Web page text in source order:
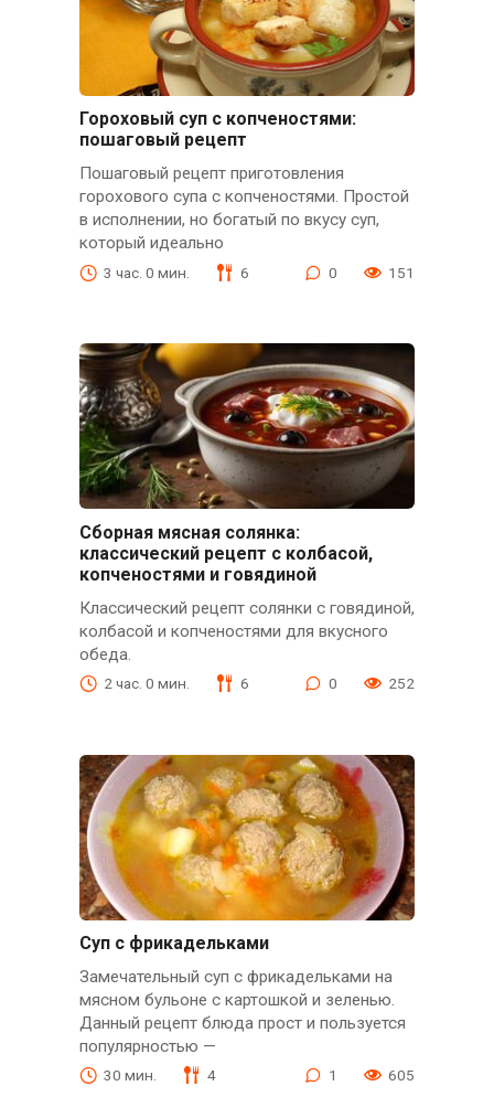
Гороховый суп с копченостями:
пошаговый рецепт
Пошаговый рецепт приготовления
горохового супа с копченостями. Простой
в исполнении, но богатый по вкусу суп,
который идеально
3 час. 0 мин. 6 0 151
Сборная мясная солянка:
классический рецепт с колбасой,
копченостями и говядиной
Классический рецепт солянки с говядиной,
колбасой и копченостями для вкусного
обеда.
2 час. 0 мин. 6 0 252
Cуп с фрикадельками
Замечательный суп с фрикадельками на
мясном бульоне с картошкой и зеленью.
Данный рецепт блюда прост и пользуется
популярностью —
30 мин. 4 1 605